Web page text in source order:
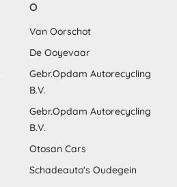
O
Van Oorschot
De Ooyevaar
Gebr.Opdam Autorecycling
B.V.
Gebr.Opdam Autorecycling
B.V.
Otosan Cars
Schadeauto's Oudegein